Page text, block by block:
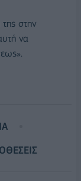
στην
να